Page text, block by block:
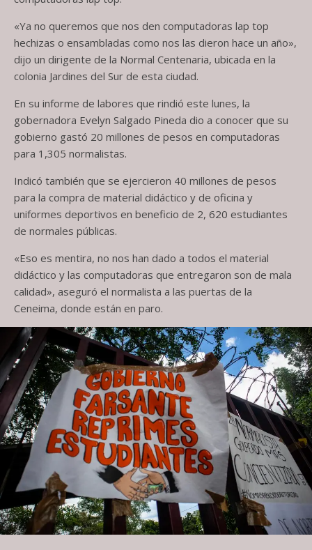
«Ya no queremos que nos den computadoras lap top
hechizas o ensambladas como nos las dieron hace un año»,
dijo un dirigente de la Normal Centenaria, ubicada en la
colonia Jardines del Sur de esta ciudad.
En su informe de labores que rindió este lunes, la
gobernadora Evelyn Salgado Pineda dio a conocer que su
gobierno gastó 20 millones de pesos en computadoras
para 1,305 normalistas.
Indicó también que se ejercieron 40 millones de pesos
para la compra de material didáctico y de oficina y
uniformes deportivos en beneficio de 2, 620 estudiantes
de normales públicas.
«Eso es mentira, no nos han dado a todos el material
didáctico y las computadoras que entregaron son de mala
calidad», aseguró el normalista a las puertas de la
Ceneima, donde están en paro.